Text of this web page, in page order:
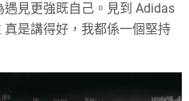
見更強既自己。見到 Adidas
是講得好，我都係一個堅持